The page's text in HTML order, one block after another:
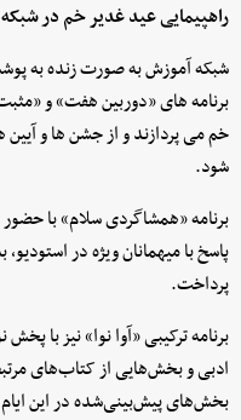
راهپیمایی عید غدیر خم در
شبکه آموزش به صورت زنده به
برنامه های «دوربین هفت» و
خم می پردازند و از جشن ها و
شود.
برنامه «همشاگردی سلام» با
پاسخ با میهمانان ویژه در
پرداخت.
برنامه ترکیبی «آوا نوا» نیز با
ادبی و بخش‌هایی از کتاب‌های
بخش‌های پیش‌بینی‌شده در این